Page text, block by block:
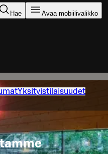
Hae Avaa mobiilivalikko
Yksityistilaisuudet